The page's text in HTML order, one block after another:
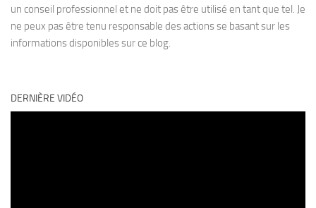
un conseil professionnel et ne doit pas être utilisé en tant que tel. Je
ne peux pas être tenu responsable des actions se basant sur les
informations disponibles sur ce blog.
DERNIÈRE VIDÉO